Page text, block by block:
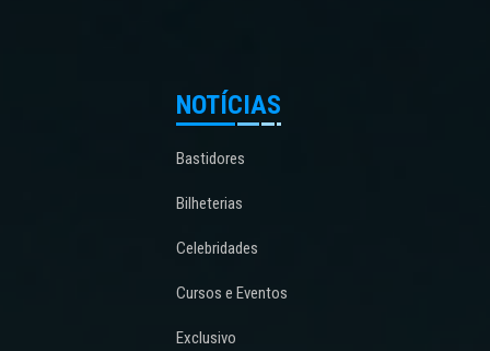
NOTÍCIAS
Bastidores
Bilheterias
Celebridades
Cursos e Eventos
Exclusivo